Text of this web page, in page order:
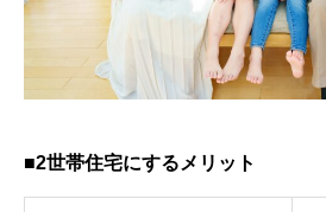
■2世帯住宅にするメリット